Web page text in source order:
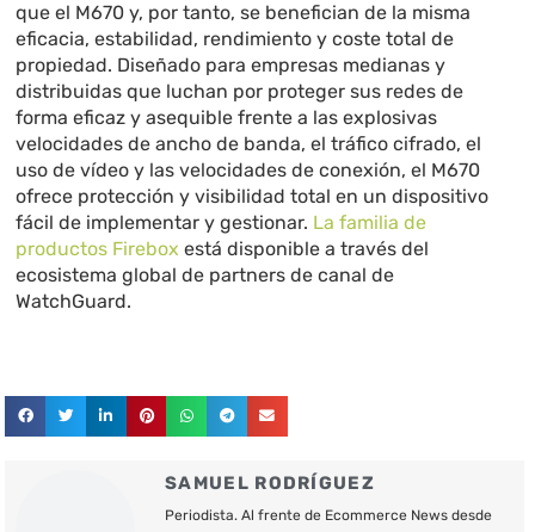
que el M670 y, por tanto, se benefician de la misma
eficacia, estabilidad, rendimiento y coste total de
propiedad. Diseñado para empresas medianas y
distribuidas que luchan por proteger sus redes de
forma eficaz y asequible frente a las explosivas
velocidades de ancho de banda, el tráfico cifrado, el
uso de vídeo y las velocidades de conexión, el M670
ofrece protección y visibilidad total en un dispositivo
fácil de implementar y gestionar. La familia de
productos Firebox está disponible a través del
ecosistema global de partners de canal de
WatchGuard.
SAMUEL RODRÍGUEZ
Periodista. Al frente de Ecommerce News desde